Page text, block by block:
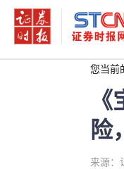
您当前
险
来源：